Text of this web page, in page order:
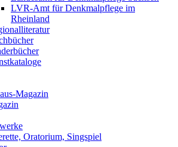
LVR-Amt für Denkmalpflege im
Rheinland
Magazin
Oratorium, Singspiel